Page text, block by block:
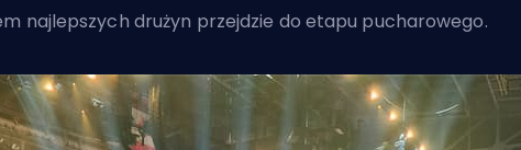
najlepszych drużyn przejdzie do etapu pucharowego.